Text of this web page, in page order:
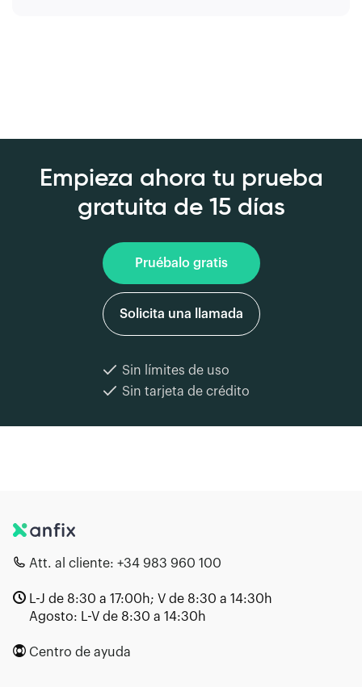
Empieza ahora tu prueba
gratuita de 15 días
Pruébalo gratis
Solicita una llamada
Sin límites de uso
Sin tarjeta de crédito
Att. al cliente: +34 983 960 100
L-J de 8:30 a 17:00h; V de 8:30 a 14:30h
Agosto: L-V de 8:30 a 14:30h
Centro de ayuda